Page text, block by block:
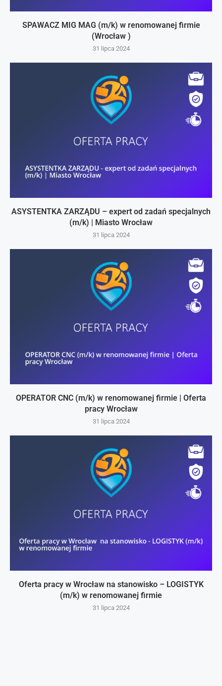
SPAWACZ MIG MAG (m/k) w renomowanej firmie
(Wrocław )
31 lipca 2024
ASYSTENTKA ZARZĄDU – expert od zadań specjalnych
(m/k) | Miasto Wrocław
31 lipca 2024
OPERATOR CNC (m/k) w renomowanej firmie | Oferta
pracy Wrocław
31 lipca 2024
Oferta pracy w Wrocław na stanowisko – LOGISTYK
(m/k) w renomowanej firmie
31 lipca 2024